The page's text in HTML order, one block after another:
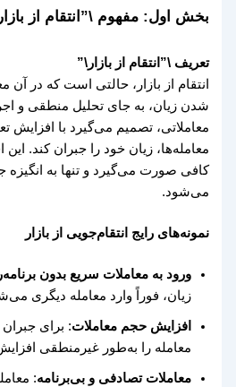
بخش اول: مفهوم \”انتقام از
تعریف \”انتقام از بازار\”
انتقام از بازار، حالتی است که در آن
شدن زیان، به جای تحلیل منطقی و
معاملاتی، تصمیم می‌گیرد با افزایش
معامله‌ها، زیان خود را جبران کند. این
کافی صورت می‌گیرد و تنها به انگیزه
می‌شود.
نمونه‌های رایج انتقام‌جویی از بازار
ورود به معاملات سریع بدون
زیان، فوراً وارد معامله دیگری
افزایش حجم معاملات: برای جبران
معامله را به‌طور غیرمنطقی
معاملات تصادفی و بی‌برنامه: